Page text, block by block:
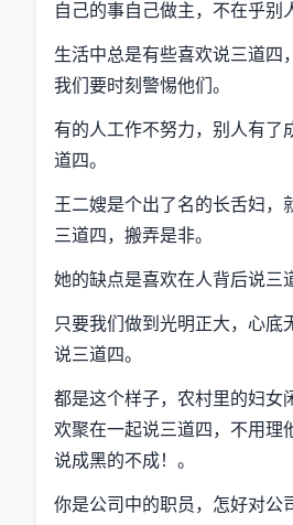
自己的事自己做主，不在乎别
生活中总是有些喜欢说三道四
我们要时刻警惕他们。
有的人工作不努力，别人有了
道四。
王二嫂是个出了名的长舌妇，
三道四，搬弄是非。
她的缺点是喜欢在人背后说三
只要我们做到光明正大，心底
说三道四。
都是这个样子，农村里的妇女
欢聚在一起说三道四，不用理
说成黑的不成！。
你是公司中的职员，怎好对公